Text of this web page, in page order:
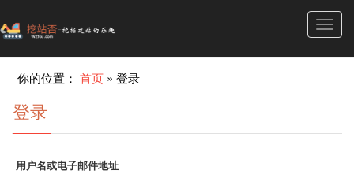
你的位置：首页 »登录
登录
用户名或电子邮件地址